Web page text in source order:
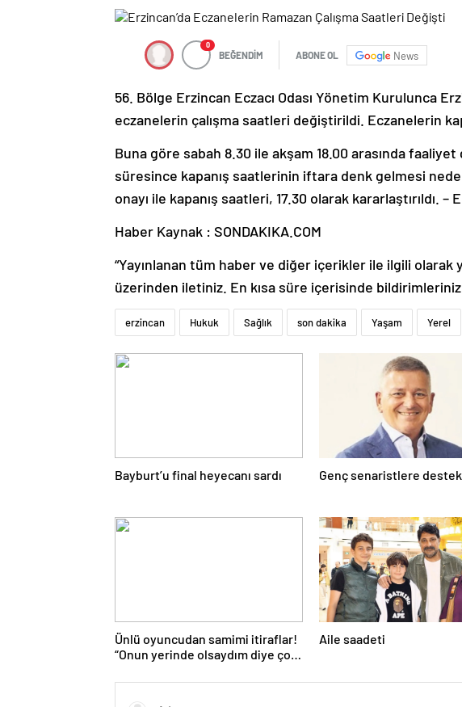
0
BEĞENDİM ABONE OL News
56. Bölge Erzincan Eczacı Odası Yönetim Kurulunca
eczanelerin çalışma saatleri değiştirildi. Eczanelerin
Buna göre sabah 8.30 ile akşam 18.00 arasında
süresince kapanış saatlerinin iftara denk gelmesi
onayı ile kapanış saatleri, 17.30 olarak kararlaştırıldı. –
Haber Kaynak : SONDAKIKA.COM
“Yayınlanan tüm haber ve diğer içerikler ile ilgili
üzerinden iletiniz. En kısa süre içerisinde
erzincan Hukuk Sağlık son dakika Yaşam Yerel
Bayburt’u final heyecanı sardı Genç senaristlere destek
Ünlü oyuncudan samimi itiraflar!
“Onun yerinde olsaydım diye çok
Aile saadeti